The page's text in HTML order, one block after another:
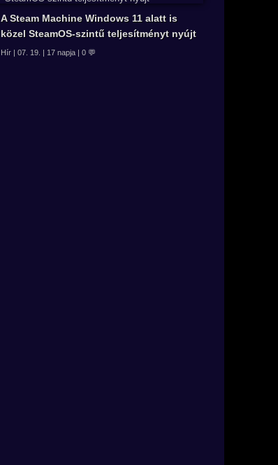
A Steam Machine Windows 11 alatt is
közel SteamOS-szintű teljesítményt nyújt
Hír | 07. 19. | 17 napja | 0 💬